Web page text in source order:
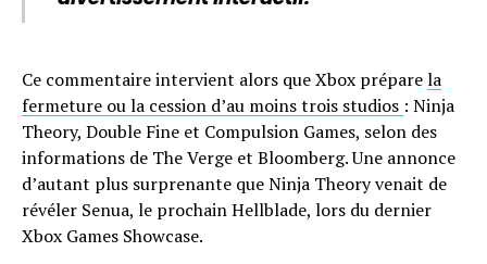
Ce commentaire intervient alors que Xbox préparela
fermeture ou la cession d’au moins trois studios : Ninja
Theory, Double Fine et Compulsion Games, selon des
informations de The Verge et Bloomberg. Une annonce
d’autant plus surprenante que Ninja Theory venait de
révéler Senua, le prochain Hellblade, lors du dernier
Xbox Games Showcase.